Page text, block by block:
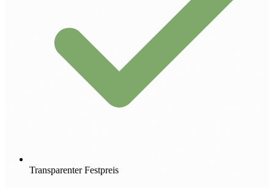
Transparenter Festpreis